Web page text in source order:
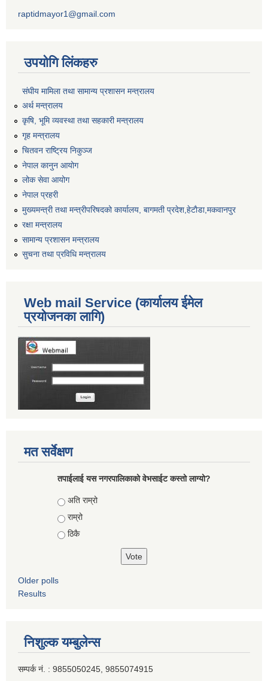
raptidmayor1@gmail.com
उपयोगि लिंकहरु
संघीय मामिला तथा सामान्य प्रशासन मन्त्रालय
अर्थ मन्त्रालय
कृषि, भूमि व्यवस्था तथा सहकारी मन्त्रालय
गृह मन्त्रालय
चितवन राष्ट्रिय निकुञ्ज
नेपाल कानुन आयोग
लोक सेवा आयोग
नेपाल प्रहरी
मुख्यमन्त्री तथा मन्त्रीपरिषदको कार्यालय, बागमती प्रदेश,हेटाैडा,मकवानपुर
रक्षा मन्त्रालय
सामान्य प्रशासन मन्त्रालय
सुचना तथा प्रविधि मन्त्रालय
Web mail Service (कार्यालय ईमेल
प्रयोजनका लागि)
मत सर्वेक्षण
तपाईलाई यस नगरपालिकाको वेभसाईट कस्तो लाग्यो?
Choices
अति राम्रो
राम्रो
ठिकै
Older polls
Results
निशुल्क यम्बुलेन्स
सम्पर्क नं. : 9855050245, 9855074915